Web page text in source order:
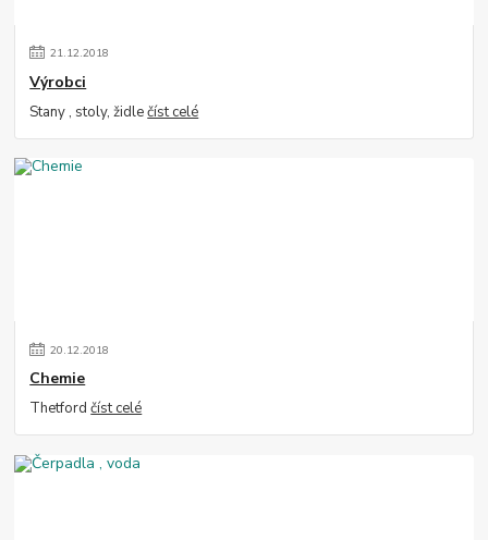
21.12.2018
Výrobci
Stany , stoly, židlečíst celé
20.12.2018
Chemie
Thetfordčíst celé